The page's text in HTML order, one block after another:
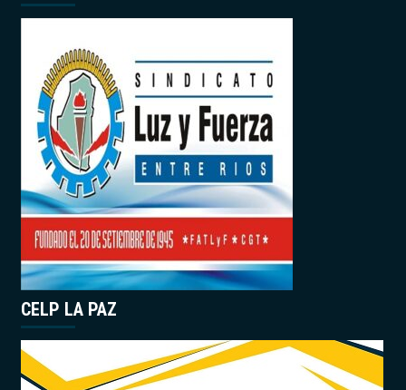
CELP LA PAZ